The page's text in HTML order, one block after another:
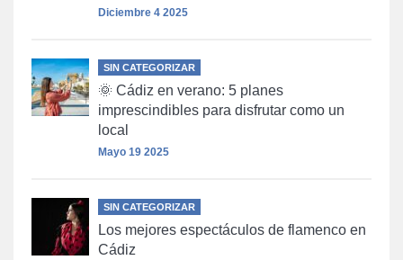
Diciembre 4 2025
SIN CATEGORIZAR
🌞 Cádiz en verano: 5 planes
imprescindibles para disfrutar como un
local
Mayo 19 2025
SIN CATEGORIZAR
Los mejores espectáculos de flamenco en
Cádiz